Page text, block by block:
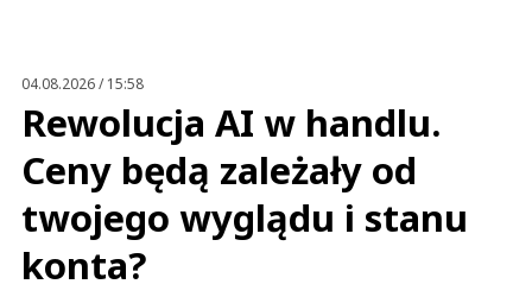
04.08.2026 / 15:58
Rewolucja AI w handlu.
Ceny będą zależały od
twojego wyglądu i stanu
konta?